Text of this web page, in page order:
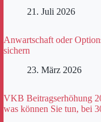
21. Juli 2026
Anwartschaft oder
sichern
23. März 2026
VKB Beitragserhöhung
was können Sie tun, bei